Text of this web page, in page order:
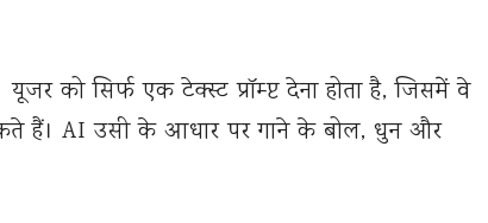
को सिर्फ एक टेक्स्ट प्रॉम्प्ट देना होता है, जिसमें वे
हैं। AI उसी के आधार पर गाने के बोल, धुन और